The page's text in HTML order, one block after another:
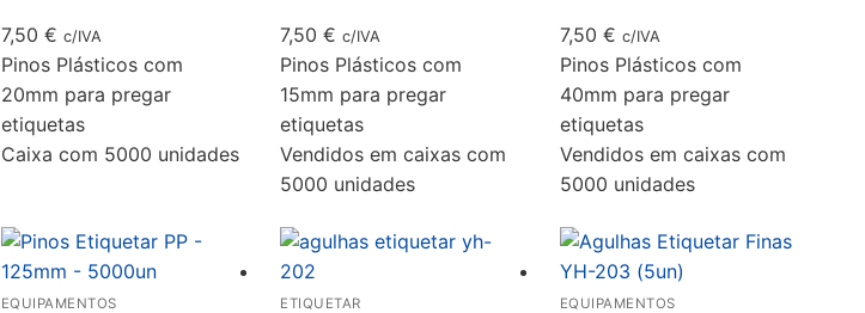
7,50 € c/IVA
Pinos Plásticos com
20mm para pregar
etiquetas
Caixa com 5000 unidades
7,50 € c/IVA
Pinos Plásticos com
15mm para pregar
etiquetas
Vendidos em caixas com
5000 unidades
7,50 € c/IVA
Pinos Plásticos com
40mm para pregar
etiquetas
Vendidos em caixas com
5000 unidades
EQUIPAMENTOS ETIQUETAR EQUIPAMENTOS